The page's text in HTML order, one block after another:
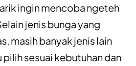
ingin mencoba ngeteh
jenis bunga yang
masih banyak jenis lain
sesuai kebutuhan dan